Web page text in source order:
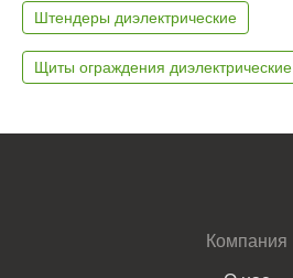
Штендеры диэлектрические
Щиты ограждения диэлектрические
Компания